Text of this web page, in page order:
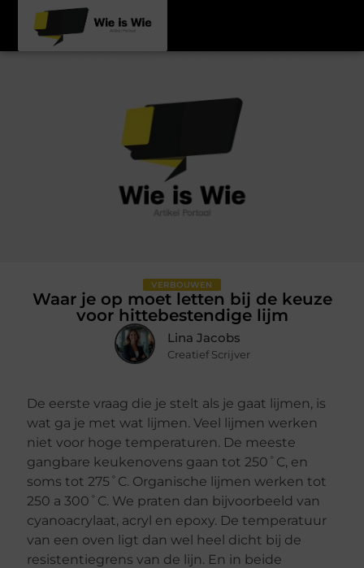
VERBOUWEN
Waar je op moet letten bij de keuze
voor hittebestendige lijm
Lina Jacobs
Creatief Scrijver
De eerste vraag die je stelt als je gaat lijmen, is
wat ga je met wat lijmen. Veel lijmen werken
niet voor hoge temperaturen. De meeste
gangbare keukenovens gaan tot 250˚C, en
soms tot 275˚C. Organische lijmen werken tot
250 a 300˚C. We praten dan bijvoorbeeld van
cyanoacrylaat, acryl en epoxy. De temperatuur
van een oven ligt dan wel heel dicht bij de
resistentiegrens van de lijn. En in beide